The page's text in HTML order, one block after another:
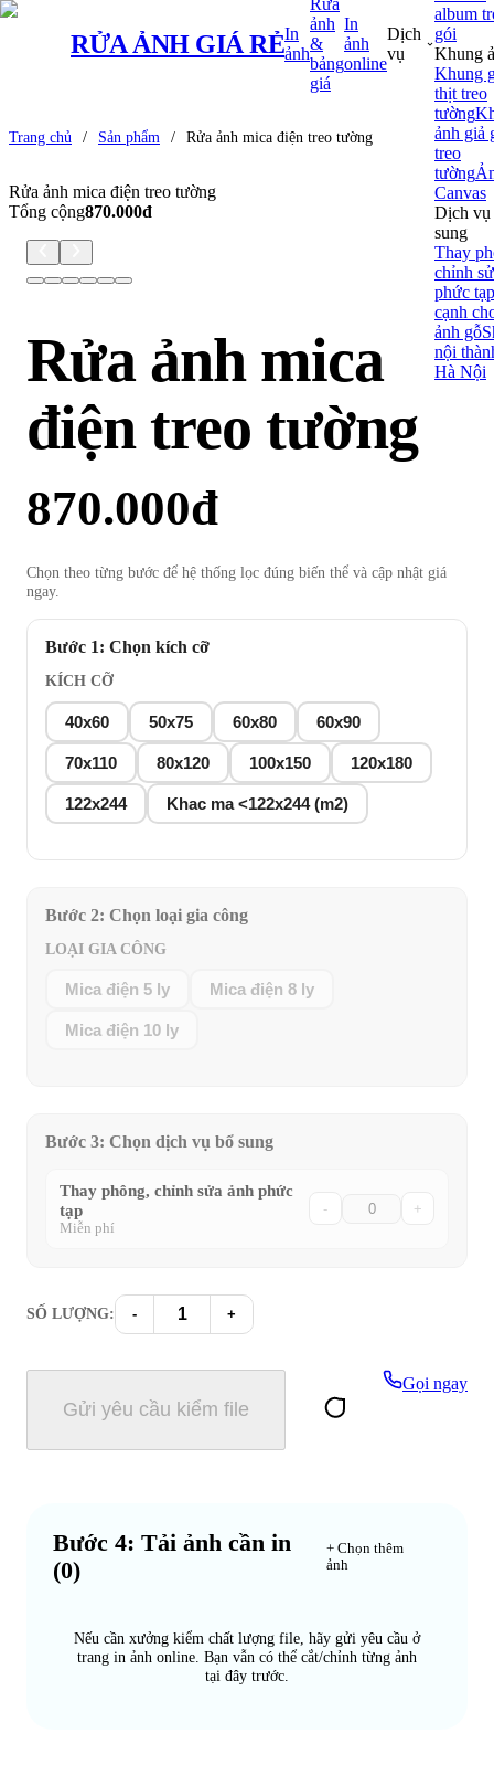
RỬA ẢNH GIÁ RẺIn
ảnh
Rửa
ảnh
&
bảng
giá
In
ảnh
online
Dịch
vụ
album
gói
Khung
Khung
thịt treo
tường
ảnh giả
treo
tường
Canvas
Dịch vụ
sung
Thay
chỉnh
phức tạp
cạnh
ảnh gỗ
nội
Hà Nội
Trang chủ / Sản phẩm / Rửa ảnh mica điện treo tường
Rửa ảnh mica điện treo tường
Tổng cộng870.000đ
Rửa ảnh mica
điện treo tường
870.000đ
Chọn theo từng bước để hệ thống lọc đúng biến thể và cập nhật giá
ngay.
Bước 1: Chọn kích cỡ
KÍCH CỠ
40x60 50x75 60x80 60x90
70x110 80x120 100x150 120x180
122x244 Khac ma <122x244 (m2)
Bước 2: Chọn loại gia công
LOẠI GIA CÔNG
Mica điện 5 ly Mica điện 8 ly
Mica điện 10 ly
Bước 3: Chọn dịch vụ bổ sung
Thay phông, chỉnh sửa ảnh phức
tạp
Miễn phí
- +
SỐ LƯỢNG: - +
Gửi yêu cầu kiểm file
Gọi ngay
Bước 4: Tải ảnh cần in
(0)
+ Chọn thêm
ảnh
Nếu cần xưởng kiểm chất lượng file, hãy gửi yêu cầu ở
trang in ảnh online. Bạn vẫn có thể cắt/chỉnh từng ảnh
tại đây trước.